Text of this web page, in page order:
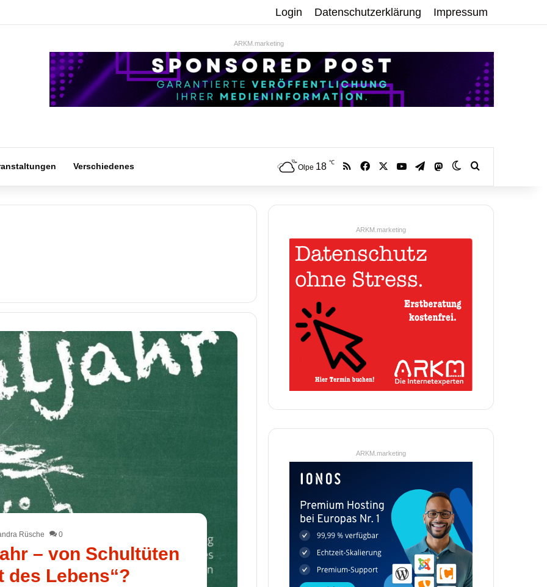
Login Datenschutzerklärung Impressum
ARKM.marketing
Verschiedenes Olpe 18 ℃ RSS Facebook YouTubeTelegramMastodonSkin umschalten
Rüsche 0
– von Schultüten
des Lebens“?
ARKM.marketing
ARKM.marketing